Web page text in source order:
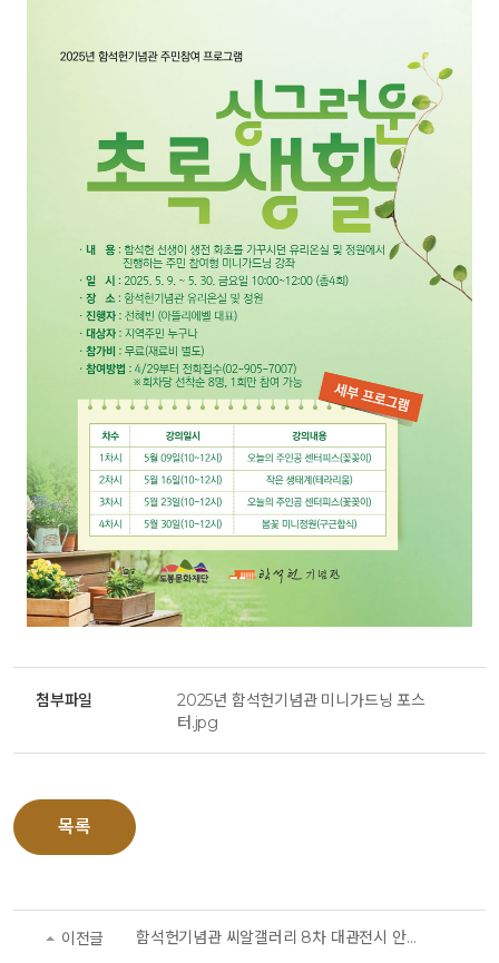
첨부파일
2025년 함석헌기념관 미니가드닝 포스
터.jpg
목록
이전글 함석헌기념관 씨알갤러리 8차 대관전시 안내